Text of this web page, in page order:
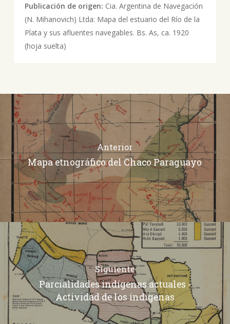
Publicación de origen: Cia. Argentina de Navegación
(N. Mihanovich) Ltda: Mapa del estuario del Río de la
Plata y sus afluentes navegables. Bs. As, ca. 1920
(hoja suelta)
Anterior
Mapa etnográfico del Chaco Paraguayo
Siguiente
Parcialidades indígenas actuales -
Actividad de los indígenas